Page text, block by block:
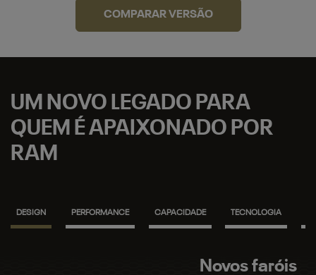
COMPARAR VERSÃO
UM NOVO LEGADO PARA
QUEM É APAIXONADO POR
RAM
DESIGN PERFORMANCE CAPACIDADE TECNOLOGIA